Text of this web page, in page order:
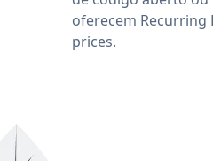
oferecem
prices.